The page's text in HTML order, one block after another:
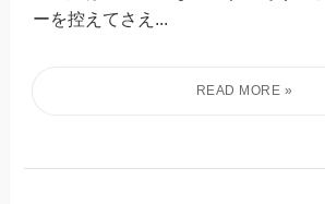
ーを控えてさえ...